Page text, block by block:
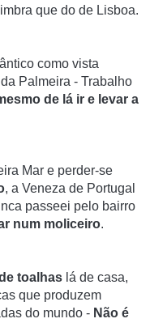
que do de Lisboa.
como vista
Palmeira - Trabalho
de lá ir e levar a
Mar e perder-se
, a Veneza de Portugal
passeei pelo bairro
num moliceiro.
toalhas lá de casa,
que produzem
do mundo - Não é